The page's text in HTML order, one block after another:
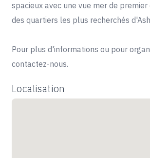
spacieux avec une vue mer de
des quartiers les plus recherchés
Pour plus d'informations ou pour
contactez-nous.
Localisation